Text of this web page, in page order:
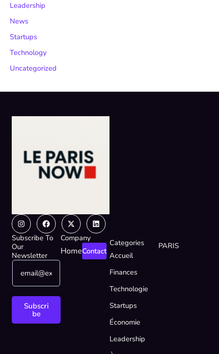
Leadership
News
Startups
Technology
Uncategorized
InstagramFacebook
X-
twitter
Linkedin
Subscribe To
Our
Newsletter
E
a
E
E
a
Subscri
be
Company
HomeContact
Categories
Accueil
Finances
Technologie
Startups
Économie
Leadership
PARIS